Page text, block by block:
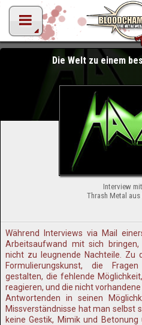
Die Welt zu einem
Interview mit
Thrash Metal aus
Während Interviews via Mail
Arbeitsaufwand mit sich
nicht zu leugnende Nachteile. Zu
Formulierungskunst, die
gestalten, die fehlende
reagieren, und die nicht
Antwortenden in seinen
Missverständnisse hat man selbst
keine Gestik, Mimik und